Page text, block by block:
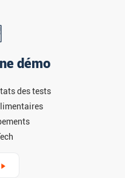
démo
des tests